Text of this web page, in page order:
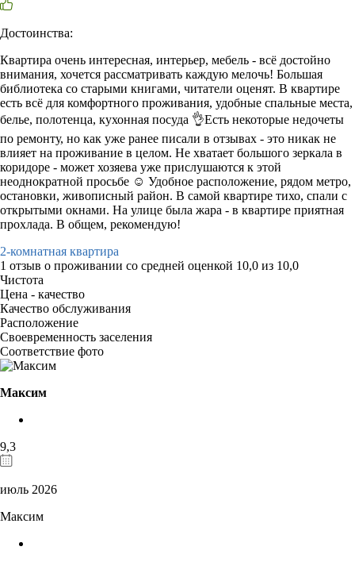
Достоинства:
Квартира очень интересная, интерьер, мебель - всё достойно
внимания, хочется рассматривать каждую мелочь! Большая
библиотека со старыми книгами, читатели оценят. В квартире
есть всё для комфортного проживания, удобные спальные места,
белье, полотенца, кухонная посуда 👌Есть некоторые недочеты
по ремонту, но как уже ранее писали в отзывах - это никак не
влияет на проживание в целом. Не хватает большого зеркала в
коридоре - может хозяева уже прислушаются к этой
неоднократной просьбе ☺ Удобное расположение, рядом метро,
остановки, живописный район. В самой квартире тихо, спали с
открытыми окнами. На улице была жара - в квартире приятная
прохлада. В общем, рекомендую!
2-комнатная квартира
1 отзыв о проживании со средней оценкой 10,0 из 10,0
Чистота
Цена - качество
Качество обслуживания
Расположение
Своевременность заселения
Соответствие фото
Максим
9,3
июль 2026
Максим